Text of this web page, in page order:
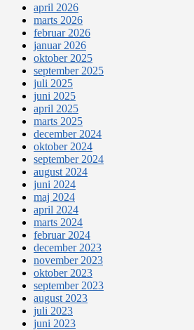
april 2026
marts 2026
februar 2026
januar 2026
oktober 2025
september 2025
juli 2025
juni 2025
april 2025
marts 2025
december 2024
oktober 2024
september 2024
august 2024
juni 2024
maj 2024
april 2024
marts 2024
februar 2024
december 2023
november 2023
oktober 2023
september 2023
august 2023
juli 2023
juni 2023